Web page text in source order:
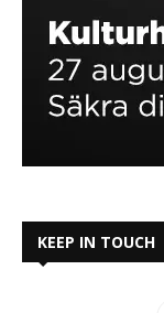
KEEP IN TOUCH